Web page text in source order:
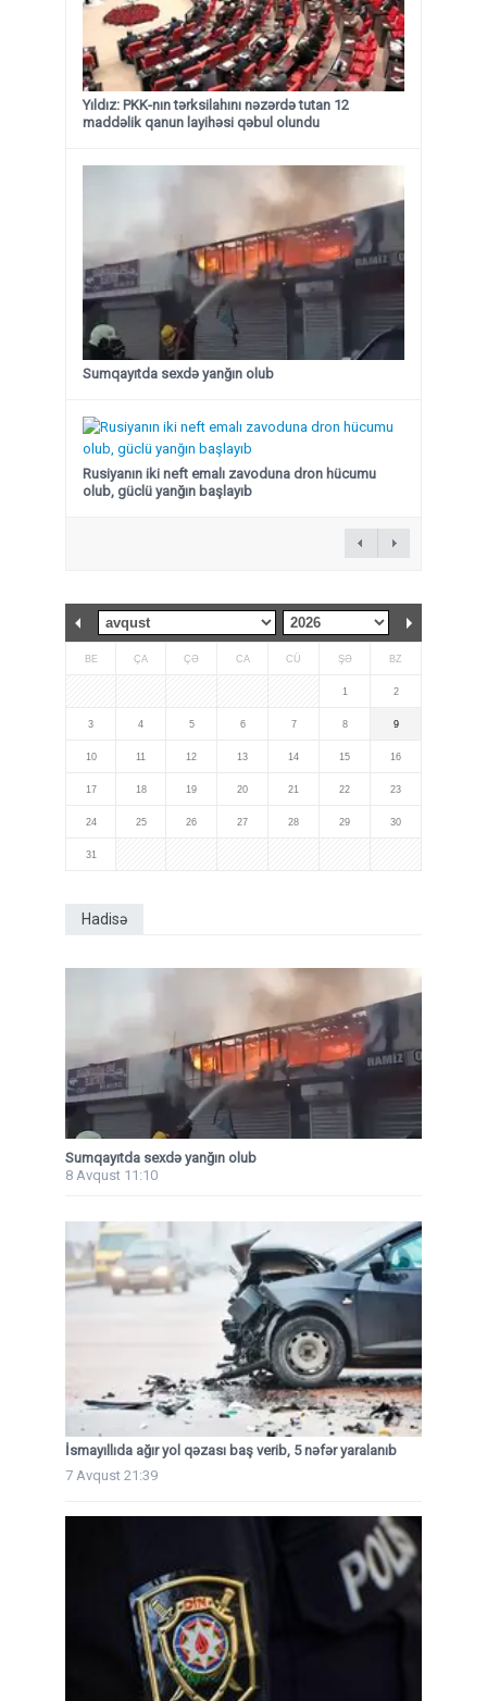
Yıldız: PKK-nın tərksilahını nəzərdə tutan 12
maddəlik qanun layihəsi qəbul olundu ​​​​​​​
Sumqayıtda sexdə yanğın olub
Rusiyanın iki neft emalı zavoduna dron hücumu
olub, güclü yanğın başlayıb
BE ÇA ÇƏ CA CÜ ŞƏ BZ
1 2
3 4 5 6 7 8 9
10 11 12 13 14 15 16
17 18 19 20 21 22 23
24 25 26 27 28 29 30
31
Hadisə
Sumqayıtda sexdə yanğın olub
8 Avqust 11:10
İsmayıllıda ağır yol qəzası baş verib, 5 nəfər yaralanıb
7 Avqust 21:39